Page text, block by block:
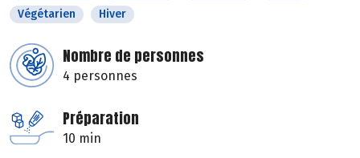
Végétarien
Hiver
Nombre de personnes
4 personnes
Préparation
10 min